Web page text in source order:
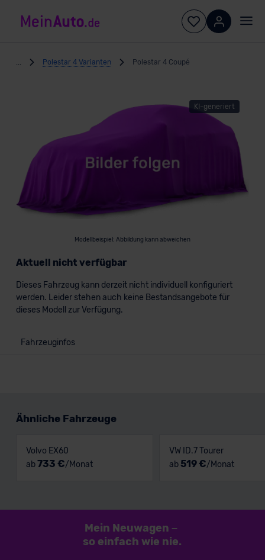
Polestar 4 Varianten Polestar 4 Coupé
KI-generiert
Modellbeispiel: Abbildung kann abweichen
Aktuell nicht verfügbar
Dieses Fahrzeug kann derzeit nicht individuell konfiguriert
werden. Leider stehen auch keine Bestandsangebote für
dieses Modell zur Verfügung.
Fahrzeuginfos
Ähnliche Fahrzeuge
Volvo EX60
ab733 €/Monat
VW ID.7 Tourer
ab 519 €/Monat
Mein Neuwagen –
so einfach wie nie.